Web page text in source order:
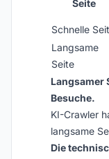
Seite
Schnelle
Langsame
Seite
Langsamer
Besuche.
KI-Crawler
langsame
Die